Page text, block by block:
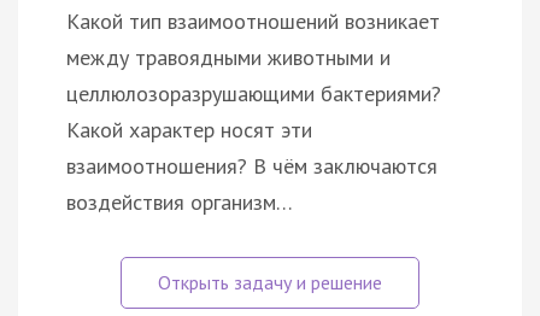
Какой тип взаимоотношений возникает
между травоядными животными и
целлюлозоразрушающими бактериями?
Какой характер носят эти
взаимоотношения? В чём заключаются
воздействия организм…